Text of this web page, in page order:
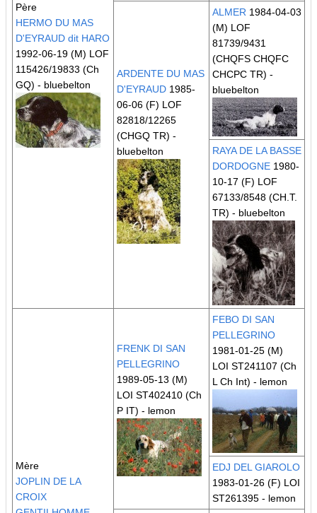
Père
HERMO DU MAS
D'EYRAUD dit HARO
1992-06-19 (M) LOF
115426/19833 (Ch
GQ) - bluebelton
ARDENTE DU MAS
D'EYRAUD 1985-
06-06 (F) LOF
82818/12265
(CHGQ TR) -
bluebelton
ALMER 1984-04-03
(M) LOF
81739/9431
(CHQFS CHQFC
CHCPC TR) -
bluebelton
RAYA DE LA BASSE
DORDOGNE 1980-
10-17 (F) LOF
67133/8548 (CH.T.
TR) - bluebelton
Mère
JOPLIN DE LA
CROIX
FRENK DI SAN
PELLEGRINO
1989-05-13 (M)
LOI ST402410 (Ch
P IT) - lemon
FEBO DI SAN
PELLEGRINO
1981-01-25 (M)
LOI ST241107 (Ch
L Ch Int) - lemon
EDJ DEL GIAROLO
1983-01-26 (F) LOI
ST261395 - lemon